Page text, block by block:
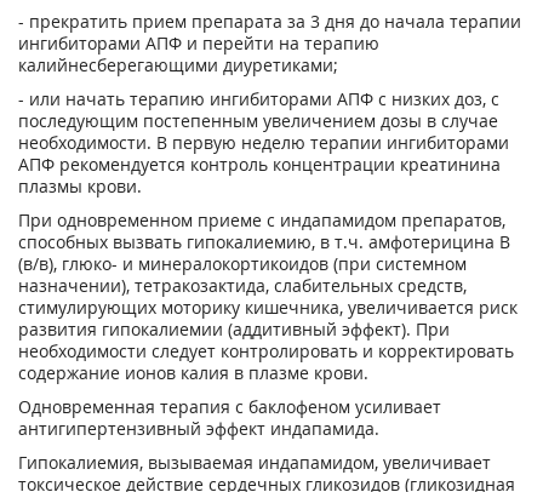
- прекратить прием препарата за 3 дня до начала терапии
ингибиторами АПФ и перейти на терапию
калийнесберегающими диуретиками;
- или начать терапию ингибиторами АПФ с низких доз, с
последующим постепенным увеличением дозы в случае
необходимости. В первую неделю терапии ингибиторами
АПФ рекомендуется контроль концентрации креатинина
плазмы крови.
При одновременном приеме с индапамидом препаратов,
способных вызвать гипокалиемию, в т.ч. амфотерицина В
(в/в), глюко- и минералокортикоидов (при системном
назначении), тетракозактида, слабительных средств,
стимулирующих моторику кишечника, увеличивается риск
развития гипокалиемии (аддитивный эффект). При
необходимости следует контролировать и корректировать
содержание ионов калия в плазме крови.
Одновременная терапия с баклофеном усиливает
антигипертензивный эффект индапамида.
Гипокалиемия, вызываемая индапамидом, увеличивает
токсическое действие сердечных гликозидов (гликозидная